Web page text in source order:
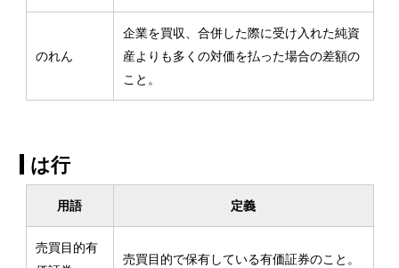
のれん
企業を買収、合併した際に受け入れた純資
産よりも多くの対価を払った場合の差額の
こと。
は行
用語 定義
売買目的有
売買目的で保有している有価証券のこと。